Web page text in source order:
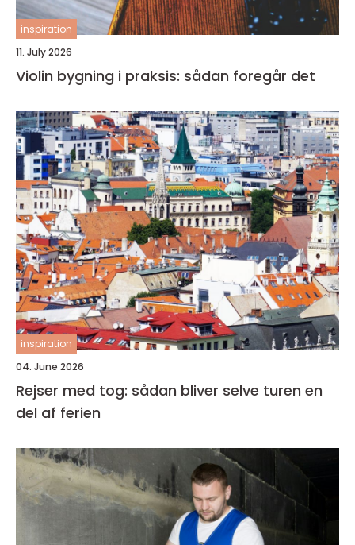
inspiration
11. July 2026
Violin bygning i praksis: sådan foregår det
inspiration
04. June 2026
Rejser med tog: sådan bliver selve turen en
del af ferien